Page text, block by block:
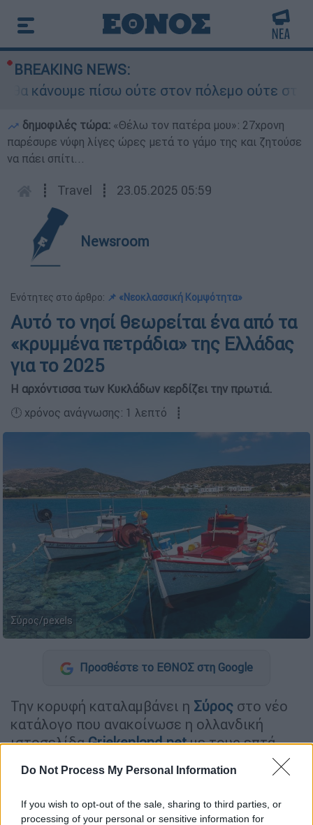
Do Not Process My Personal Information
If you wish to opt-out of the sale, sharing to third parties, or
processing of your personal or sensitive information for
BREAKING NEWS:
πίσω ούτε στον πόλεμο ούτε στις
δημοφιλές τώρα: «Θέλω τον πατέρα μου»: 27χρονη
παρέσυρε νύφη λίγες ώρες μετά το γάμο της και ζητούσε
να πάει σπίτι...
┋ Travel ┋ 23.05.2025 05:59
Newsroom
Ενότητες στο άρθρο: 📌 «Νεοκλασσική Κομψότητα»
Αυτό το νησί θεωρείται ένα από τα
«κρυμμένα πετράδια» της Ελλάδας
για το 2025
H αρχόντισσα των Κυκλάδων κερδίζει την πρωτιά.
🕛 χρόνος ανάγνωσης: 1 λεπτό ┋
Σύρος/pexels
Προσθέστε το ΕΘΝΟΣ στη Google
Την κορυφή καταλαμβάνει η Σύρος στο νέο
κατάλογο που ανακοίνωσε η ολλανδική
ιστοσελίδαGriekenland.netμε τους επτά
ανεξερεύνητους νησιωτικούς
προορισμούς της Ελλάδας που ξεχωρίζουν
για τον πολιτισμό και την γαλήνια ενέργεια
τους.